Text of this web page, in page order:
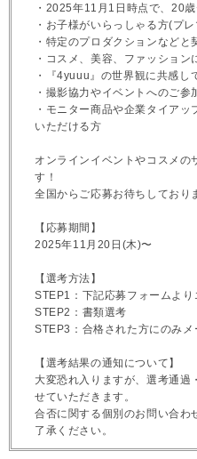
・2025年11月1日時点で、20
・お子様がいらっしゃる方(プ
・特定のプロダクションなどと
・コスメ、美容、ファッション
・『4yuuu』の世界観に共感し
・撮影協力やイベントへのご参
・モニター商品や企業タイア
いただける方
オンラインイベントやコスメの
す！
全国からご応募お待ちしており
【応募期間】
2025年11月20日(木)〜
【選考方法】
STEP1：下記応募フォームより
STEP2：書類選考
STEP3：合格された方にのみメ
【選考結果の通知について】
大変恐れ入りますが、選考通過
せていただきます。
合否に関する個別のお問い合わ
了承ください。